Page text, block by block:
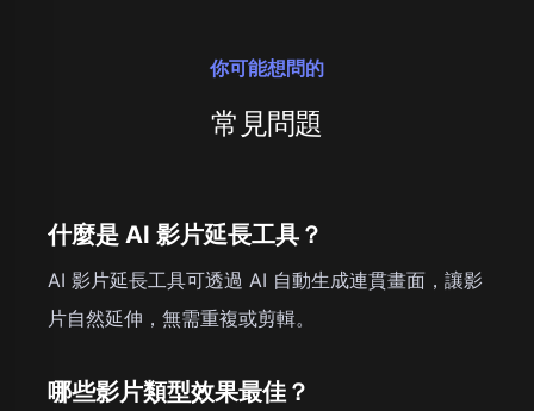
你可能想問的
常見問題
什麼是 AI 影片延長工具？
AI 影片延長工具可透過 AI 自動生成連貫畫面，讓影
片自然延伸，無需重複或剪輯。
哪些影片類型效果最佳？